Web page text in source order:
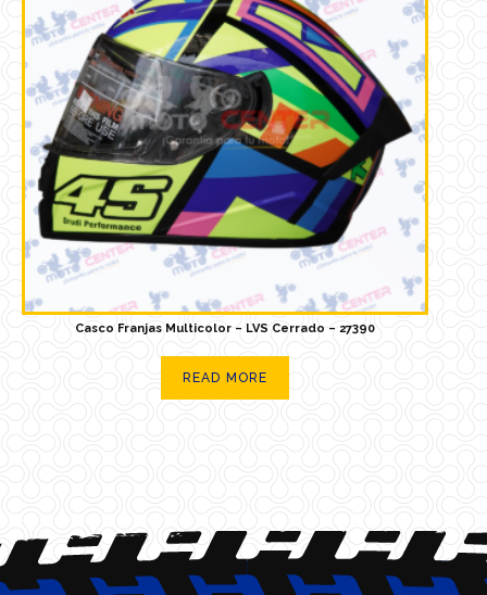
Casco Franjas Multicolor – LVS Cerrado – 27390
READ MORE